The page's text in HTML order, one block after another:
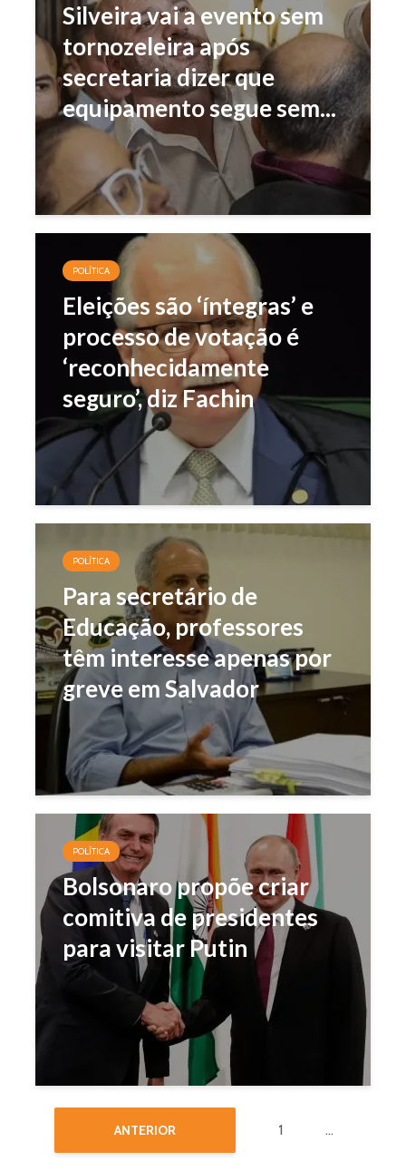
Silveira vai a evento sem
tornozeleira após
secretaria dizer que
equipamento segue sem...
POLÍTICA
Eleições são ‘íntegras’ e
processo de votação é
‘reconhecidamente
seguro’, diz Fachin
POLÍTICA
Para secretário de
Educação, professores
têm interesse apenas por
greve em Salvador
POLÍTICA
Bolsonaro propõe criar
comitiva de presidentes
para visitar Putin
ANTERIOR 1 …